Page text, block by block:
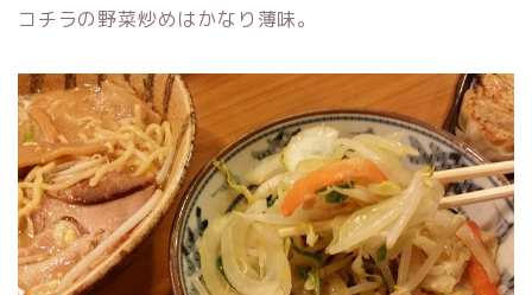
コチラの野菜炒めはかなり薄味。